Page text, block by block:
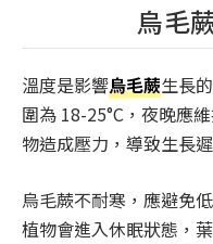
烏毛
溫度是影響烏毛蕨生長
圍為 18-25°C，夜晚應
物造成壓力，導致生長
烏毛蕨不耐寒，應避免
植物會進入休眠狀態，